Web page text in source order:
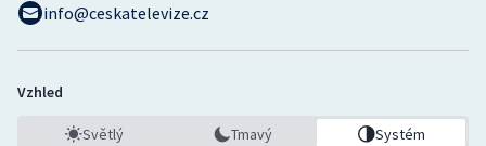
info@ceskatelevize.cz
Vzhled
Světlý Tmavý Systém